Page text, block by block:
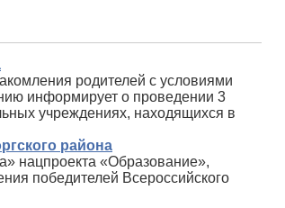
родителей с условиями
информирует о проведении 3
учреждениях, находящихся в
района
нацпроекта «Образование»,
победителей Всероссийского